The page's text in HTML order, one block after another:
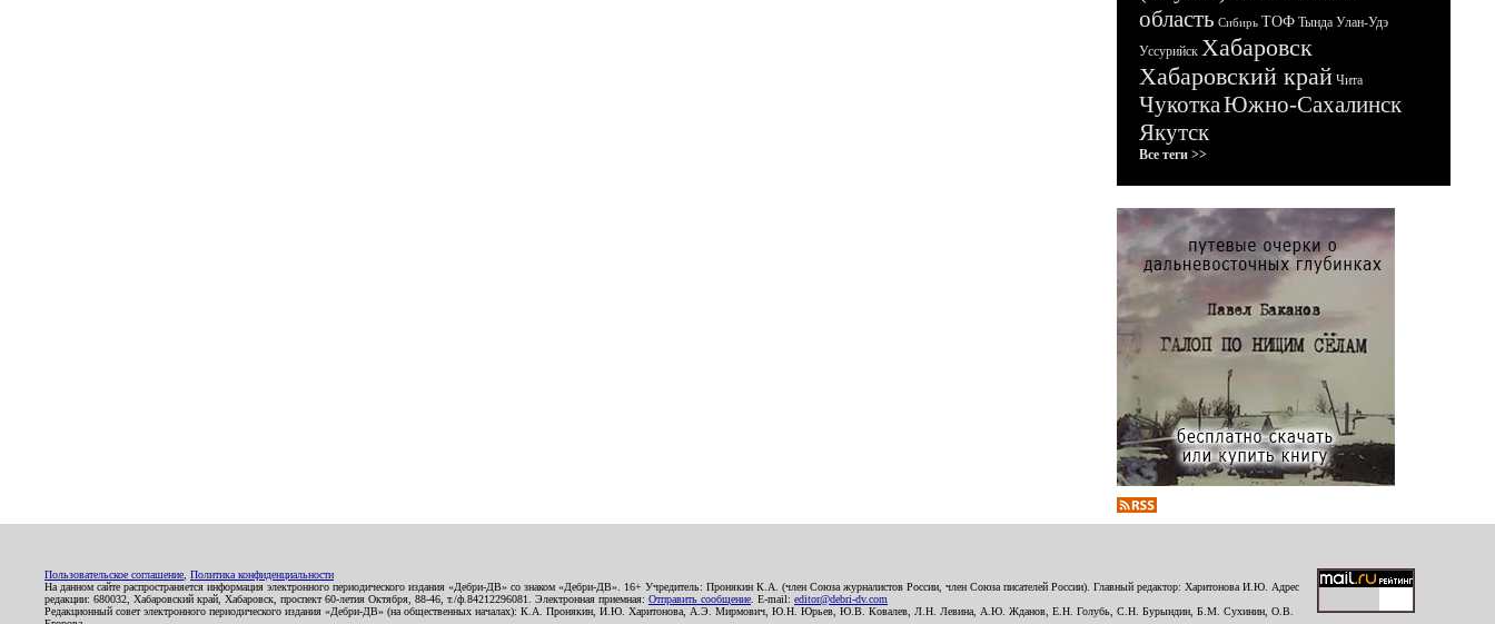
область Сибирь ТОФ Тында Улан-Удэ
Уссурийск Хабаровск
Хабаровский край Чита
ЧукоткаЮжно-Сахалинск
Якутск
Все теги >>
Пользовательское соглашение Политика конфиденциальности
На данном сайте распространяется информация электронного периодического издания «Дебри-ДВ» со знаком «Дебри-ДВ». 16+ Учредитель: Пронякин К.А. (член Союза журналистов России, член Союза писателей России). Главный редактор: Харитонова И.Ю. Адрес
редакции: 680032, Хабаровский край, Хабаровск, проспект 60-летия Октября, 88-46, т./ф.84212296081. Электронная приемная: Отправить сообщение . E-mail: editor@debri-dv.com
Редакционный совет электронного периодического издания «Дебри-ДВ» (на общественных началах): К.А. Пронякин, И.Ю. Харитонова, А.Э. Мирмович, Ю.Н. Юрьев, Ю.В. Ковалев, Л.Н. Левина, А.Ю. Жданов, Е.Н. Голубь, С.Н. Бурындин, Б.М. Сухинин, О.В.